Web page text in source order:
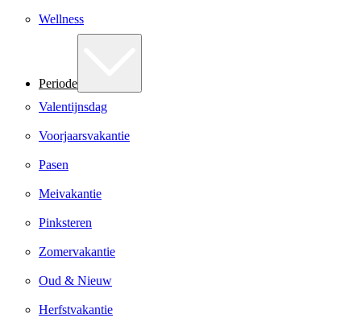
Wellness
Periode
Valentijnsdag
Voorjaarsvakantie
Pasen
Meivakantie
Pinksteren
Zomervakantie
Oud & Nieuw
Herfstvakantie